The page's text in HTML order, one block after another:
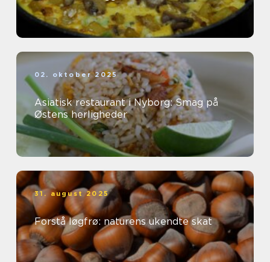
02. oktober 2025
Asiatisk restaurant i Nyborg: Smag på
Østens herligheder
31. august 2025
Forstå løgfrø: naturens ukendte skat